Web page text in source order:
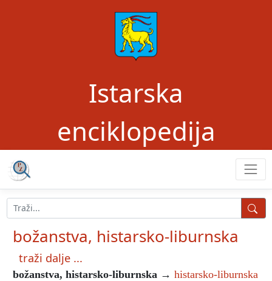
Istarska
enciklopedija
božanstva, histarsko-liburnska
traži dalje ...
božanstva, histarsko-liburnska → histarsko-liburnska